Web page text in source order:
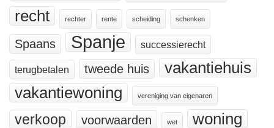
recht rechter rente scheiding schenken
Spaans Spanje successierecht
terugbetalen tweede huis
vakantiehuis
vakantiewoning
vereniging van eigenaren
verkoop voorwaarden wet woning